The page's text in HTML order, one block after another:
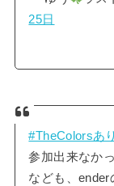
25日
#TheColorsあ
参加出来なか
なども、